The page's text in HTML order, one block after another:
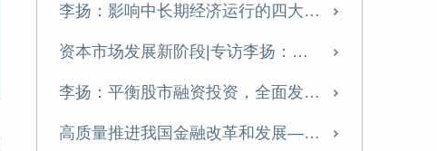
李扬：影响中长期经济运行的四大金融因素
资本市场发展新阶段|专访李扬：中国金融体系提质正当时
李扬：平衡股市融资投资，全面发展资本市场
高质量推进我国金融改革和发展——学习十五五金融改革规划体会